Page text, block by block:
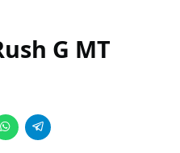
G MT